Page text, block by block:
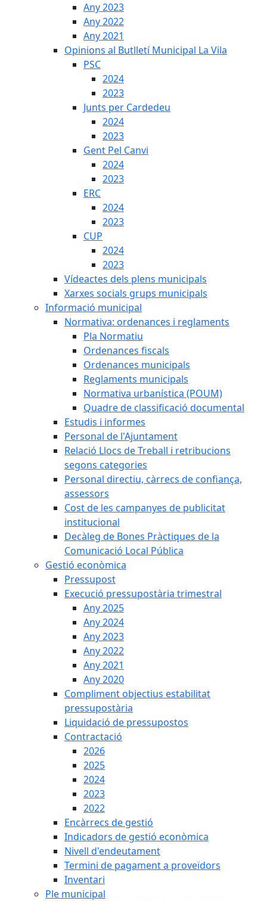
Any 2023
Any 2022
Any 2021
Opinions al Butlletí Municipal La Vila
PSC
2024
2023
Junts per Cardedeu
2024
2023
Gent Pel Canvi
2024
2023
ERC
2024
2023
CUP
2024
2023
Vídeactes dels plens municipals
Xarxes socials grups municipals
Informació municipal
Normativa: ordenances i reglaments
Pla Normatiu
Ordenances fiscals
Ordenances municipals
Reglaments municipals
Normativa urbanística (POUM)
Quadre de classificació documental
Estudis i informes
Personal de l'Ajuntament
Relació Llocs de Treball i retribucions
segons categories
Personal directiu, càrrecs de confiança,
assessors
Cost de les campanyes de publicitat
institucional
Decàleg de Bones Pràctiques de la
Comunicació Local Pública
Gestió econòmica
Pressupost
Execució pressupostària trimestral
Any 2025
Any 2024
Any 2023
Any 2022
Any 2021
Any 2020
Compliment objectius estabilitat
pressupostària
Liquidació de pressupostos
Contractació
2026
2025
2024
2023
2022
Encàrrecs de gestió
Indicadors de gestió econòmica
Nivell d'endeutament
Termini de pagament a proveïdors
Inventari
Ple municipal